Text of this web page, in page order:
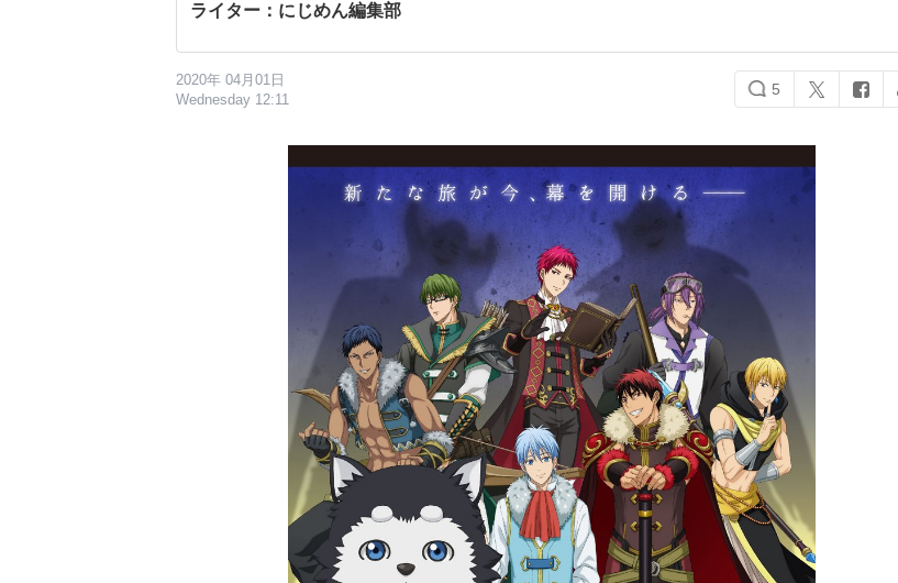
ライター：にじめん編集部
2020年 04月01日
Wednesday 12:11
5